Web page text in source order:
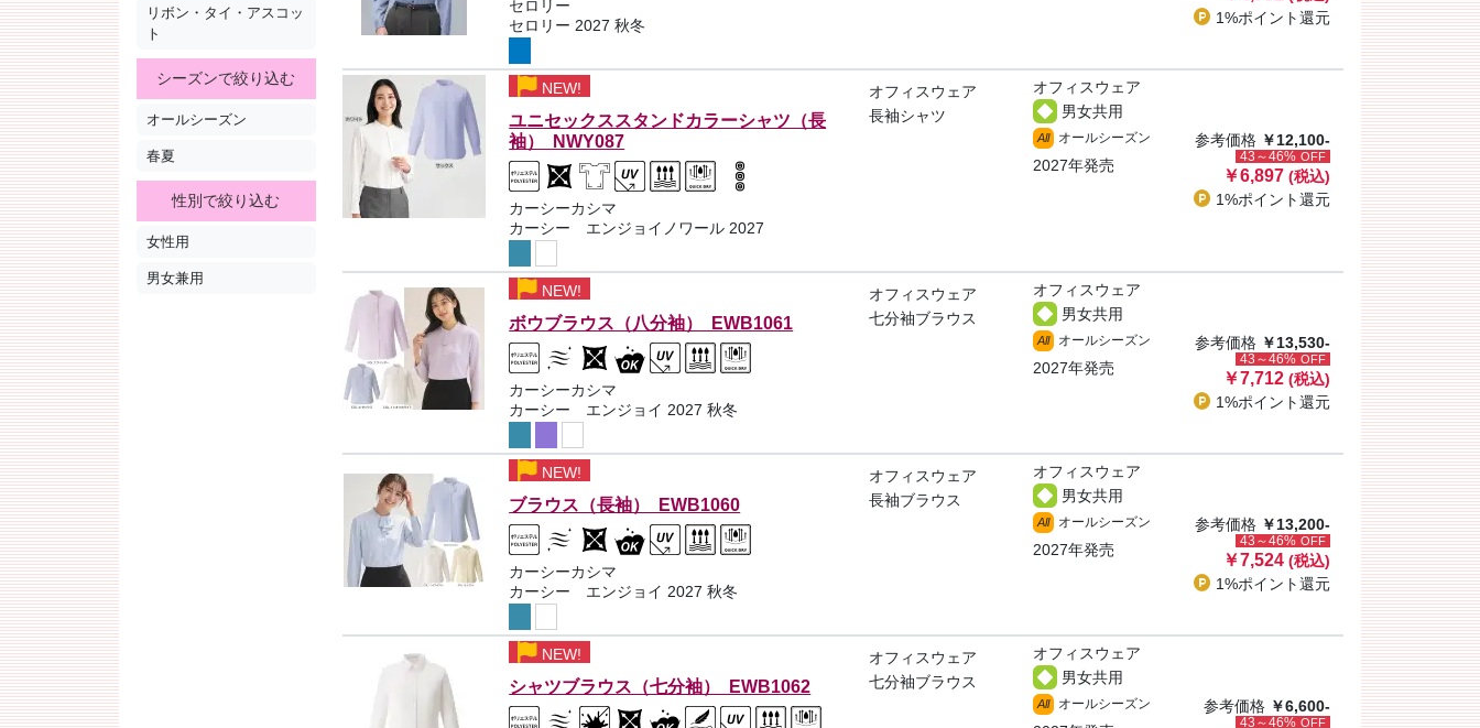
リボン・タイ・アスコッ
ト
シーズンで絞り込む
オールシーズン
春夏
性別で絞り込む
女性用
男女兼用
セロリー
セロリー 2027 秋冬
1%ポイント還元
NEW!
ユニセックススタンドカラーシャツ（長
袖） NWY087
カーシーカシマ
カーシー エンジョイノワール 2027
オフィスウェア
長袖シャツ
オフィスウェア
男女共用
All オールシーズン
2027年発売
参考価格 ￥12,100-
43～46% OFF
￥6,897 (税込)
1%ポイント還元
NEW!
ボウブラウス（八分袖） EWB1061
カーシーカシマ
カーシー エンジョイ 2027 秋冬
オフィスウェア
七分袖ブラウス
オフィスウェア
男女共用
All オールシーズン
2027年発売
参考価格 ￥13,530-
43～46% OFF
￥7,712 (税込)
1%ポイント還元
NEW!
ブラウス（長袖） EWB1060
カーシーカシマ
カーシー エンジョイ 2027 秋冬
オフィスウェア
長袖ブラウス
オフィスウェア
男女共用
All オールシーズン
2027年発売
参考価格 ￥13,200-
43～46% OFF
￥7,524 (税込)
1%ポイント還元
NEW!
シャツブラウス（七分袖） EWB1062
オフィスウェア
七分袖ブラウス
オフィスウェア
男女共用
All オールシーズン 参考価格 ￥6,600-
43～46% OFF